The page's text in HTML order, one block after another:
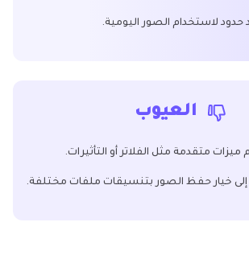
حدود لاستخدام الصور اليومية.
العيوب
ميزات متقدمة مثل الفلاتر أو التأثيرات.
إلى خيار حفظ الصور بتنسيقات ملفات مختلفة.